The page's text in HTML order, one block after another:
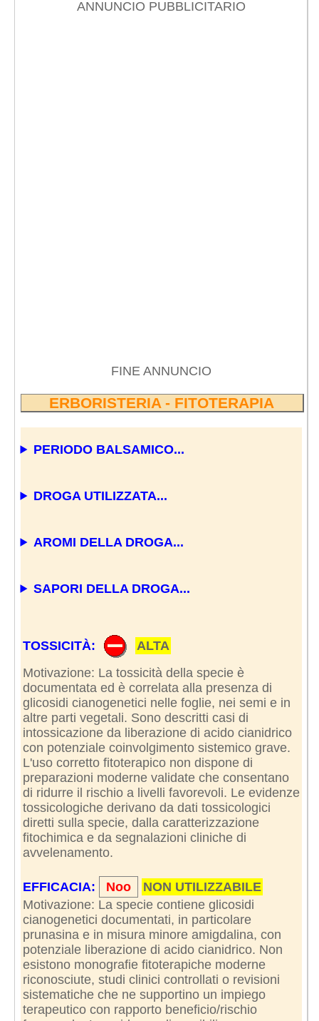
ANNUNCIO PUBBLICITARIO
FINE ANNUNCIO
ERBORISTERIA - FITOTERAPIA
PERIODO BALSAMICO...
DROGA UTILIZZATA...
AROMI DELLA DROGA...
SAPORI DELLA DROGA...
TOSSICITÀ:
ALTA
Motivazione: La tossicità della specie è
documentata ed è correlata alla presenza di
glicosidi cianogenetici nelle foglie, nei semi e in
altre parti vegetali. Sono descritti casi di
intossicazione da liberazione di acido cianidrico
con potenziale coinvolgimento sistemico grave.
L'uso corretto fitoterapico non dispone di
preparazioni moderne validate che consentano
di ridurre il rischio a livelli favorevoli. Le evidenze
tossicologiche derivano da dati tossicologici
diretti sulla specie, dalla caratterizzazione
fitochimica e da segnalazioni cliniche di
avvelenamento.
EFFICACIA: Noo
NON UTILIZZABILE
Motivazione: La specie contiene glicosidi
cianogenetici documentati, in particolare
prunasina e in misura minore amigdalina, con
potenziale liberazione di acido cianidrico. Non
esistono monografie fitoterapiche moderne
riconosciute, studi clinici controllati o revisioni
sistematiche che ne supportino un impiego
terapeutico con rapporto beneficio/rischio